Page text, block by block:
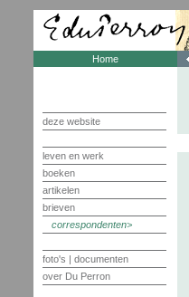
Home
deze website
leven en werk
boeken
artikelen
brieven
correspondenten
foto's | documenten
over Du Perron